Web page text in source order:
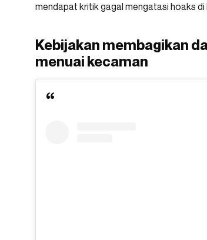
mendapat kritik gagal mengatasi hoaks di
Kebijakan membagikan
menuai kecaman